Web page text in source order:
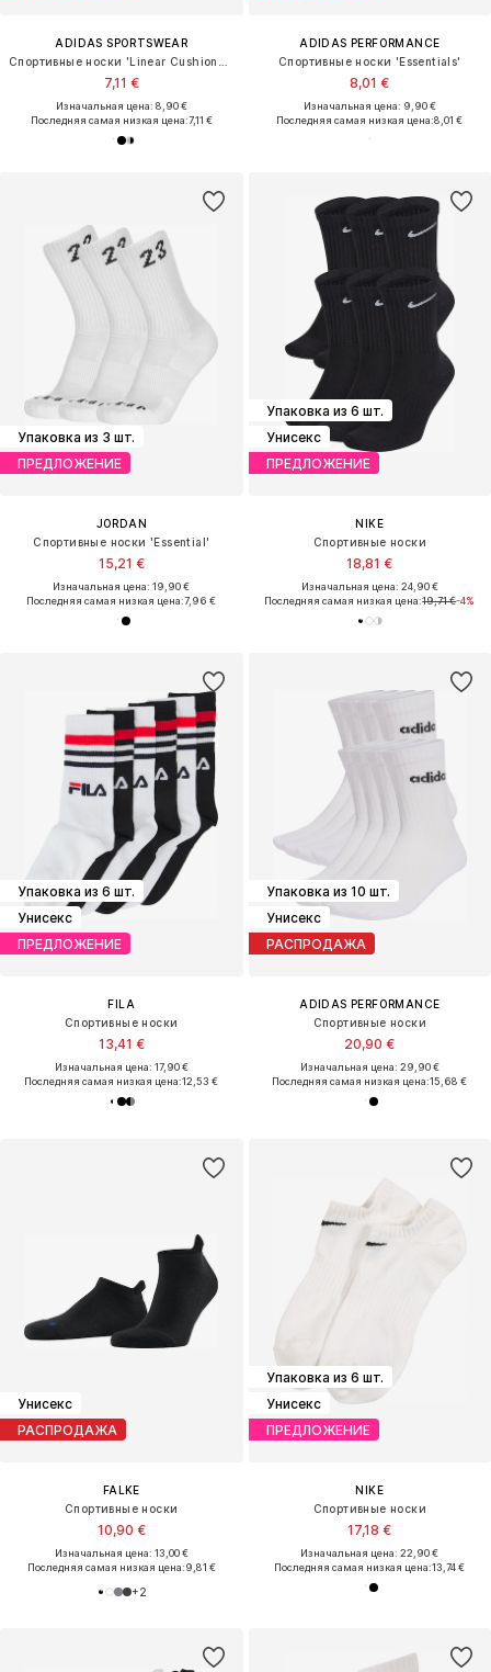
ADIDAS SPORTSWEAR
7,11 €
Изначальная цена: 8,90 €
Последняя самая низкая цена:7,11 €
ADIDAS PERFORMANCE
Спортивные носки 'Essentials'
8,01 €
Изначальная цена: 9,90 €
Последняя самая низкая цена:8,01 €
Упаковка из 3 шт.
ПРЕДЛОЖЕНИЕ
JORDAN
Спортивные носки 'Essential'
15,21 €
Изначальная цена: 19,90 €
Последняя самая низкая цена:7,96 €
Упаковка из 6 шт.
Унисекс
ПРЕДЛОЖЕНИЕ
NIKE
Спортивные носки
18,81 €
Изначальная цена: 24,90 €
Последняя самая низкая цена:19,71 €-4%
Упаковка из 6 шт.
Унисекс
ПРЕДЛОЖЕНИЕ
FILA
Спортивные носки
13,41 €
Изначальная цена: 17,90 €
Последняя самая низкая цена:12,53 €
Упаковка из 10 шт.
Унисекс
РАСПРОДАЖА
ADIDAS PERFORMANCE
Спортивные носки
20,90 €
Изначальная цена: 29,90 €
Последняя самая низкая цена:15,68 €
Унисекс
РАСПРОДАЖА
FALKE
Спортивные носки
10,90 €
Изначальная цена: 13,00 €
Последняя самая низкая цена:9,81 €
+2
Упаковка из 6 шт.
Унисекс
ПРЕДЛОЖЕНИЕ
NIKE
Спортивные носки
17,18 €
Изначальная цена: 22,90 €
Последняя самая низкая цена:13,74 €